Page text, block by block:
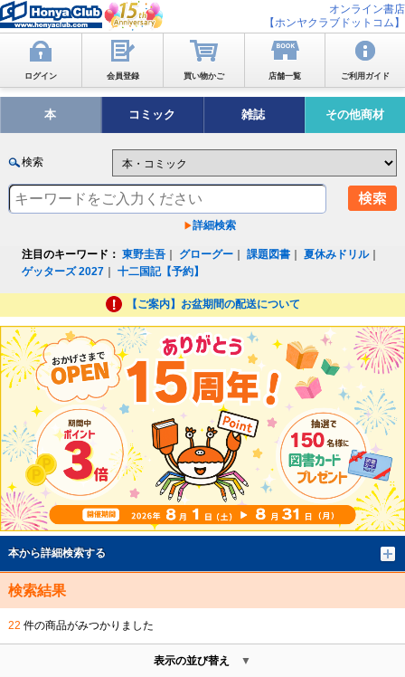
オンライン書店
【ホンヤクラブドットコム】
ログイン 会員登録 買い物かご 店舗一覧 ご利用ガイド
本 コミック 雑誌 その他商材
検索
詳細検索
注目のキーワード： 東野圭吾 グローグー ｜課題図書 ｜夏休みドリル｜
ゲッターズ 2027 ｜十二国記【予約】
【ご案内】お盆期間の配送について
本から詳細検索する
検索結果
22 件の商品がみつかりました
表示の並び替え